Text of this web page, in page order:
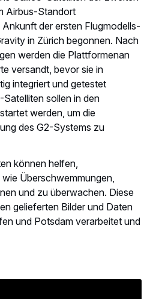
Airbus-Standort
der ersten Flugmodells-
in Zürich begonnen. Nach
werden die Plattformenan
versandt, bevor sie in
integriert und getestet
sollen in den
werden, um die
des G2-Systems zu
können helfen,
Überschwemmungen,
und zu überwachen. Diese
gelieferten Bilder und Daten
und Potsdam verarbeitet und